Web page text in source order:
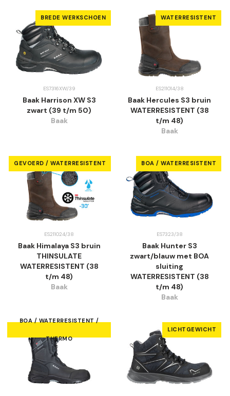
BREDE WERKSCHOEN
ES7316XW/39
Baak Harrison XW S3
zwart (39 t/m 50)
Baak
WATERRESISTENT
ES211014/38
Baak Hercules S3 bruin
WATERRESISTENT (38
t/m 48)
Baak
GEVOERD / WATERRESISTENT
ES211024/38
Baak Himalaya S3 bruin
THINSULATE
WATERRESISTENT (38
t/m 48)
Baak
BOA / WATERRESISTENT
ES7323/38
Baak Hunter S3
zwart/blauw met BOA
sluiting
WATERRESISTENT (38
t/m 48)
Baak
BOA / WATERRESISTENT /
THERMO
LICHTGEWICHT